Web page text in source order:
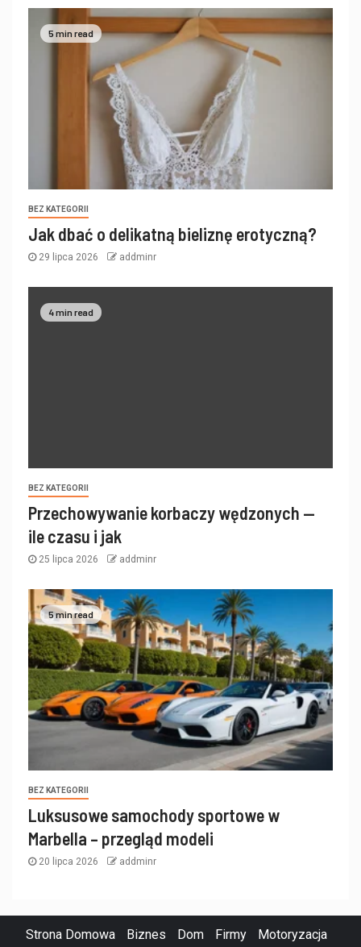
5 min read
BEZ KATEGORII
Jak dbać o delikatną bieliznę erotyczną?
29 lipca 2026 addminr
4 min read
BEZ KATEGORII
Przechowywanie korbaczy wędzonych —
ile czasu i jak
25 lipca 2026 addminr
5 min read
BEZ KATEGORII
Luksusowe samochody sportowe w
Marbella – przegląd modeli
20 lipca 2026 addminr
Strona Domowa Biznes Dom Firmy Motoryzacja